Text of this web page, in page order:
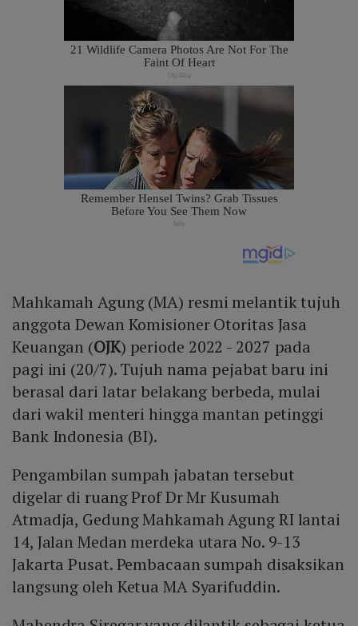
Mahkamah Agung (MA) resmi melantik tujuh
anggota Dewan Komisioner Otoritas Jasa
Keuangan (OJK) periode 2022 - 2027 pada
pagi ini (20/7). Tujuh nama pejabat baru ini
berasal dari latar belakang berbeda, mulai
dari wakil menteri hingga mantan petinggi
Bank Indonesia (BI).
Pengambilan sumpah jabatan tersebut
digelar di ruang Prof Dr Mr Kusumah
Atmadja, Gedung Mahkamah Agung RI lantai
14, Jalan Medan merdeka utara No. 9-13
Jakarta Pusat. Pembacaan sumpah disaksikan
langsung oleh Ketua MA Syarifuddin.